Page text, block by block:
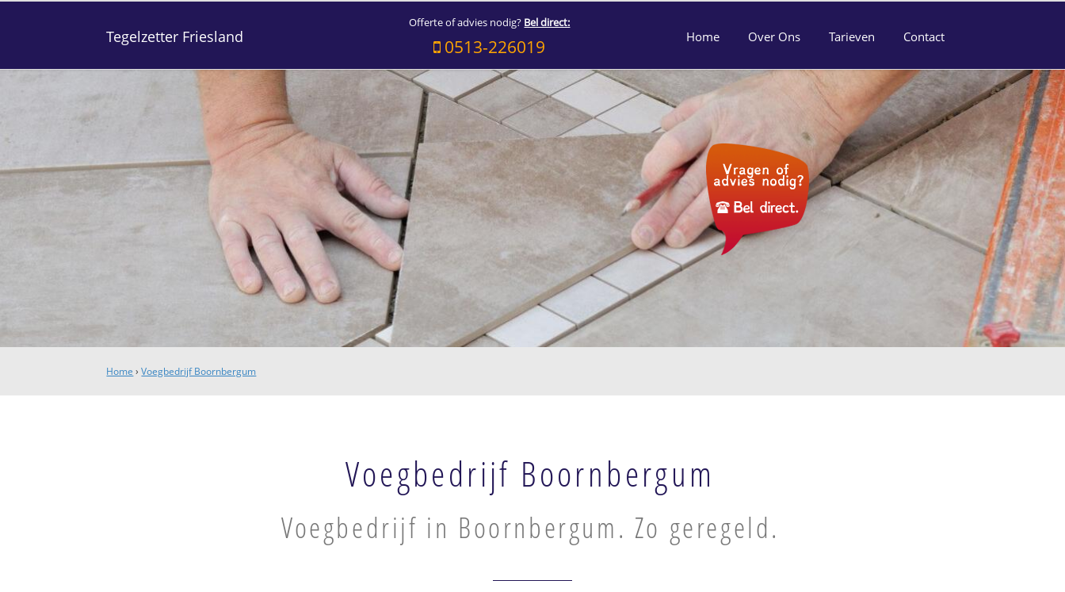
Tegelzetter Friesland
Offerte of advies nodig? Bel direct:
0513-226019 Home Over Ons Tarieven Contact
Home ›Voegbedrijf Boornbergum
Voegbedrijf Boornbergum
Voegbedrijf in Boornbergum. Zo geregeld.